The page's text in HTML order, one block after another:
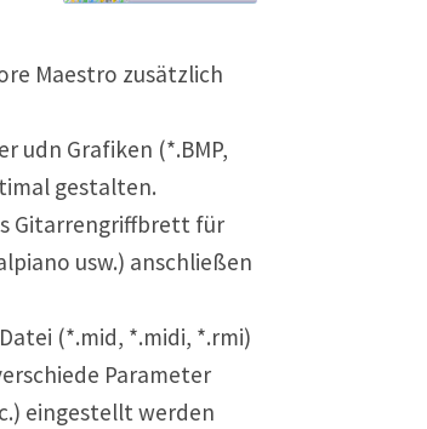
Maestro zusätzlich
udn Grafiken (*.BMP,
gestalten.
Gitarrengriffbrett für
usw.) anschließen
(*.mid, *.midi, *.rmi)
Parameter
eingestellt werden